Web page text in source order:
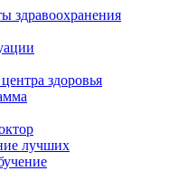
здравоохранения
здоровья
лучших